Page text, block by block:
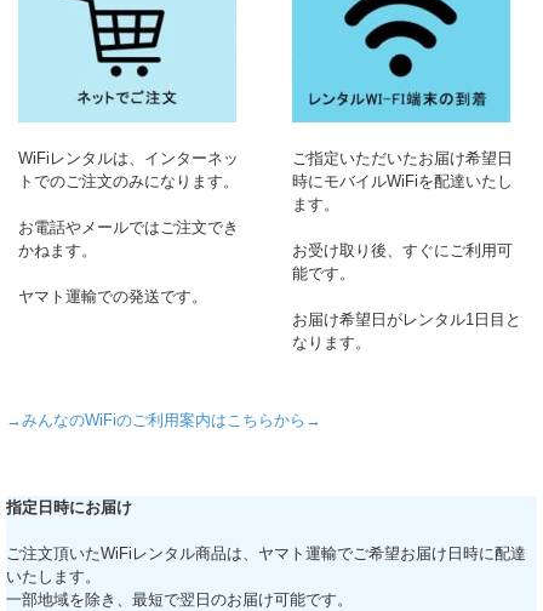
WiFiレンタルは、インターネッ
トでのご注文のみになります。
お電話やメールではご注文でき
かねます。
ヤマト運輸での発送です。
ご指定いただいたお届け希望日
時にモバイルWiFiを配達いたし
ます。
お受け取り後、すぐにご利用可
能です。
お届け希望日がレンタル1日目と
なります。
→みんなのWiFiのご利用案内はこちらから→
指定日時にお届け
ご注文頂いたWiFiレンタル商品は、ヤマト運輸でご希望お届け日時に配達
いたします。
一部地域を除き、最短で翌日のお届け可能です。